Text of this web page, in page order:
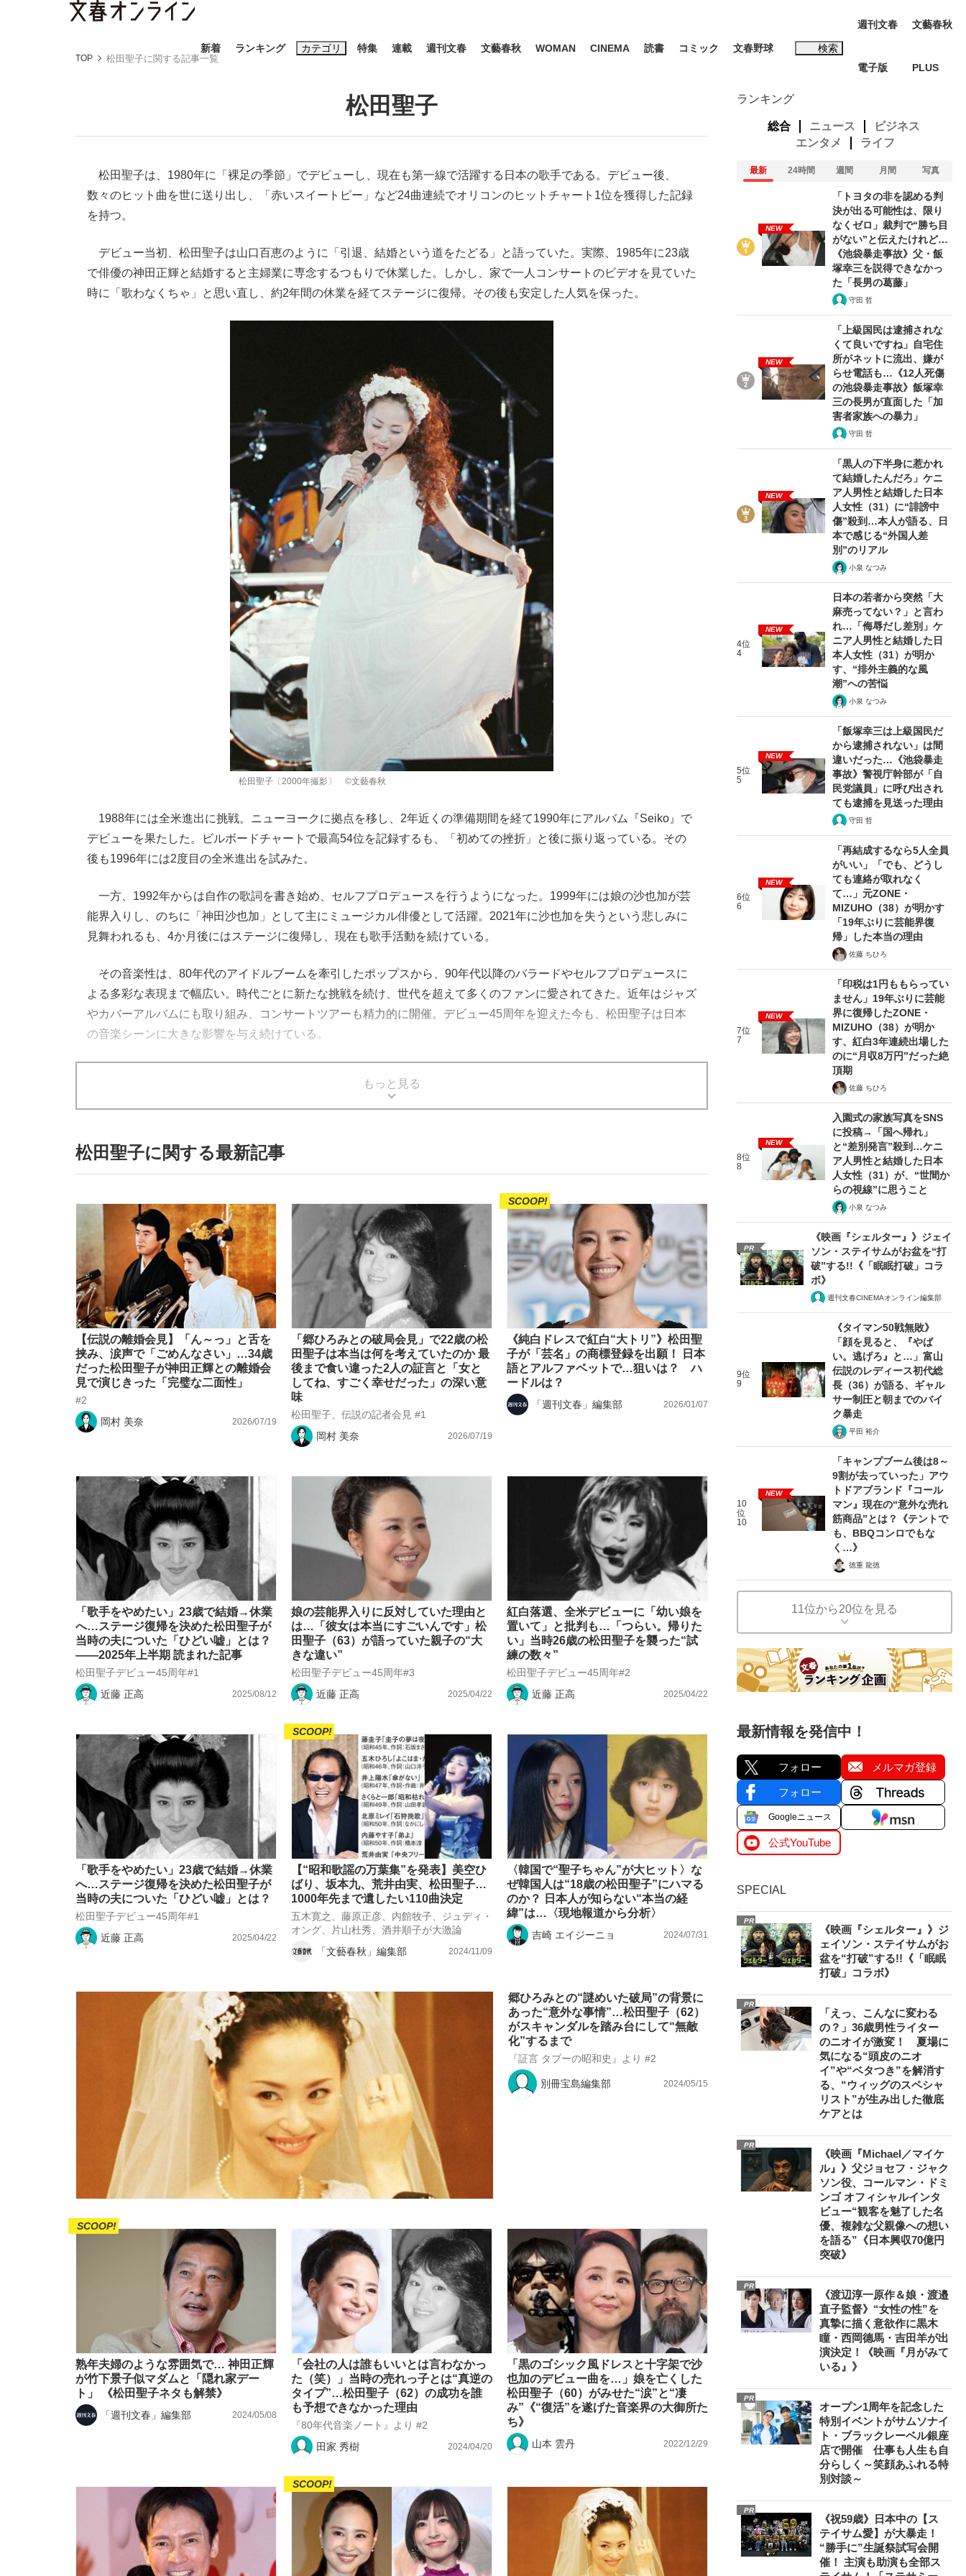
新着 ランキング カテゴリ
《BTS厳戒トーキョー滞在記》RM→渋谷で飲み会、JIN→伊豆の... 「90%は失敗する。でも…」本田圭佑が初めて明かした日本代表監督に...
「最悪の空気のまま解散」WBC日本代表“敗戦”の真実 選手が明かす... 「敗因分析は一切聞かれなかった」侍ジャパン選手が証言した“NPB聞...
「クマが悪者扱いされているのが悲しい」『北の国から』倉本聰氏（91...
特集
終戦から81年 日本生まれのK-POPアイドルたち
キングの誕生を、目撃せよ。
連載 週刊文春 文藝春秋 WOMAN CINEMA 読書 コミック 文春野球 検索
おすすめのキーワードタグ一覧
#藤田晋 #三山凌輝 #高市早苗 #後藤真希 #森岡毅 #城彰二 #内田有紀
#松田聖子
#玉木雄一郎
#亀和田武
週刊文春
電子版
文藝春秋
PLUS
TOP 松田聖子に関する記事一覧
松田聖子
松田聖子は、1980年に「裸足の季節」でデビューし、現在も第一線で活躍する日本の歌手である。デビュー後、
数々のヒット曲を世に送り出し、「赤いスイートピー」など24曲連続でオリコンのヒットチャート1位を獲得した記録
を持つ。
デビュー当初、松田聖子は山口百恵のように「引退、結婚という道をたどる」と語っていた。実際、1985年に23歳
で俳優の神田正輝と結婚すると主婦業に専念するつもりで休業した。しかし、家で一人コンサートのビデオを見ていた
時に「歌わなくちゃ」と思い直し、約2年間の休業を経てステージに復帰。その後も安定した人気を保った。
松田聖子〔2000年撮影〕 ©文藝春秋
1988年には全米進出に挑戦。ニューヨークに拠点を移し、2年近くの準備期間を経て1990年にアルバム『Seiko』で
デビューを果たした。ビルボードチャートで最高54位を記録するも、「初めての挫折」と後に振り返っている。その
後も1996年には2度目の全米進出を試みた。
一方、1992年からは自作の歌詞を書き始め、セルフプロデュースを行うようになった。1999年には娘の沙也加が芸
能界入りし、のちに「神田沙也加」として主にミュージカル俳優として活躍。2021年に沙也加を失うという悲しみに
見舞われるも、4か月後にはステージに復帰し、現在も歌手活動を続けている。
その音楽性は、80年代のアイドルブームを牽引したポップスから、90年代以降のバラードやセルフプロデュースに
よる多彩な表現まで幅広い。時代ごとに新たな挑戦を続け、世代を超えて多くのファンに愛されてきた。近年はジャズ
やカバーアルバムにも取り組み、コンサートツアーも精力的に開催。デビュー45周年を迎えた今も、松田聖子は日本
の音楽シーンに大きな影響を与え続けている。
もっと見る
松田聖子に関する最新記事
【伝説の離婚会見】「ん～っ」と舌を
挟み、涙声で「ごめんなさい」…34歳
だった松田聖子が神田正輝との離婚会
見で演じきった「完璧な二面性」
#2
岡村 美奈
2026/07/19
「郷ひろみとの破局会見」で22歳の松
田聖子は本当は何を考えていたのか 最
後まで食い違った2人の証言と「女と
してね、すごく幸せだった」の深い意
味
松田聖子、伝説の記者会見 #1
岡村 美奈
2026/07/19
SCOOP!
《純白ドレスで紅白“大トリ”》松田聖
子が「芸名」の商標登録を出願！ 日本
語とアルファベットで…狙いは？ ハ
ードルは？
「週刊文春」編集部 2026/01/07
「歌手をやめたい」23歳で結婚→休業
へ…ステージ復帰を決めた松田聖子が
当時の夫についた「ひどい嘘」とは？
――2025年上半期 読まれた記事
松田聖子デビュー45周年#1
近藤 正高
2025/08/12
娘の芸能界入りに反対していた理由と
は…「彼女は本当にすごいんです」松
田聖子（63）が語っていた親子の“大
きな違い”
松田聖子デビュー45周年#3
近藤 正高
2025/04/22
紅白落選、全米デビューに「幼い娘を
置いて」と批判も…「つらい。帰りた
い」当時26歳の松田聖子を襲った“試
練の数々”
松田聖子デビュー45周年#2
近藤 正高
2025/04/22
「歌手をやめたい」23歳で結婚→休業
へ…ステージ復帰を決めた松田聖子が
当時の夫についた「ひどい嘘」とは？
松田聖子デビュー45周年#1
近藤 正高
2025/04/22
SCOOP!
【“昭和歌謡の万葉集”を発表】美空ひ
ばり、坂本九、荒井由実、松田聖子…
1000年先まで遺したい110曲決定
五木寛之、藤原正彦、内館牧子、ジュディ・
オング、片山杜秀、酒井順子が大激論
「文藝春秋」編集部
2024/11/09
〈韓国で“聖子ちゃん”が大ヒット〉な
ぜ韓国人は“18歳の松田聖子”にハマる
のか？ 日本人が知らない“本当の経
緯”は…〈現地報道から分析〉
吉崎 エイジーニョ 2024/07/31
郷ひろみとの“謎めいた破局”の背景に
あった“意外な事情”…松田聖子（62）
がスキャンダルを踏み台にして“無敵
化”するまで
『証言 タブーの昭和史』より #2
別冊宝島編集部 2024/05/15
SCOOP!
熟年夫婦のような雰囲気で… 神田正輝
が竹下景子似マダムと「隠れ家デー
ト」 《松田聖子ネタも解禁》
「週刊文春」編集部 2024/05/08
「会社の人は誰もいいとは言わなかっ
た（笑）」当時の売れっ子とは“真逆の
タイプ”…松田聖子（62）の成功を誰
も予想できなかった理由
『80年代音楽ノート』より #2
田家 秀樹
2024/04/20
「黒のゴシック風ドレスと十字架で沙
也加のデビュー曲を…」娘を亡くした
松田聖子（60）がみせた“涙”と“凄
み”《“復活”を遂げた音楽界の大御所た
ち》
山本 雲丹 2022/12/29
SCOOP!
ランキング
総合 ニュース
ビジネス
エンタメ
ライフ
最新 24時間 週間 月間 写真
NEW
「トヨタの非を認める判
決が出る可能性は、限り
なくゼロ」裁判で“勝ち目
がない”と伝えたけれど…
《池袋暴走事故》父・飯
塚幸三を説得できなかっ
た「長男の葛藤」
守田 哲
NEW
「上級国民は逮捕されな
くて良いですね」自宅住
所がネットに流出、嫌が
らせ電話も…《12人死傷
の池袋暴走事故》飯塚幸
三の長男が直面した「加
害者家族への暴力」
守田 哲
NEW
「黒人の下半身に惹かれ
て結婚したんだろ」ケニ
ア人男性と結婚した日本
人女性（31）に“誹謗中
傷”殺到…本人が語る、日
本で感じる“外国人差
別”のリアル
小泉 なつみ
4位
4
NEW
日本の若者から突然「大
麻売ってない？」と言わ
れ…「侮辱だし差別」ケ
ニア人男性と結婚した日
本人女性（31）が明か
す、“排外主義的な風
潮”への苦悩
小泉 なつみ
5位
5
NEW
「飯塚幸三は上級国民だ
から逮捕されない」は間
違いだった…《池袋暴走
事故》警視庁幹部が「自
民党議員」に呼び出され
ても逮捕を見送った理由
守田 哲
6位
6
NEW
「再結成するなら5人全員
がいい」「でも、どうし
ても連絡が取れなく
て…」元ZONE・
MIZUHO（38）が明かす
「19年ぶりに芸能界復
帰」した本当の理由
佐藤 ちひろ
7位
7
NEW
「印税は1円ももらってい
ません」19年ぶりに芸能
界に復帰したZONE・
MIZUHO（38）が明か
す、紅白3年連続出場した
のに“月収8万円”だった絶
頂期
佐藤 ちひろ
8位
8
NEW
入園式の家族写真をSNS
に投稿→「国へ帰れ」
と“差別発言”殺到…ケニ
ア人男性と結婚した日本
人女性（31）が、“世間か
らの視線”に思うこと
小泉 なつみ
PR
《映画『シェルター』》ジェイ
ソン・ステイサムがお盆を“打
破”する!!《「眠眠打破」コラ
ボ》
週刊文春CINEMAオンライン編集部
9位
9
《タイマン50戦無敗》
「顔を見ると、『やば
い。逃げろ』と…」富山
伝説のレディース初代総
長（36）が語る、ギャル
サー制圧と朝までのバイ
ク暴走
平田 裕介
10
位
10
NEW
「キャンプブーム後は8～
9割が去っていった」アウ
トドアブランド『コール
マン』現在の“意外な売れ
筋商品”とは？《テントで
も、BBQコンロでもな
く…》
徳重 龍徳
11位から20位を見る
最新情報を発信中！
フォロー メルマガ登録
フォロー
Googleニュース
公式YouTube
SPECIAL
PR
《映画『シェルター』》ジ
ェイソン・ステイサムがお
盆を“打破”する!!《「眠眠
打破」コラボ》
PR
「えっ、こんなに変わる
の？」36歳男性ライター
のニオイが激変！ 夏場に
気になる“頭皮のニオ
イ”や“ベタつき”を解消す
る、“ウィッグのスペシャ
リスト”が生み出した徹底
ケアとは
PR
《映画『Michael／マイケ
ル』》父ジョセフ・ジャク
ソン役、コールマン・ドミ
ンゴ オフィシャルインタ
ビュー“観客を魅了した名
優、複雑な父親像への想い
を語る”《日本興収70億円
突破》
PR
《渡辺淳一原作＆娘・渡邉
直子監督》“女性の性”を
真摯に描く意欲作に黒木
瞳・西岡德馬・吉田羊が出
演決定！《映画『月がみて
いる』》
PR
オープン1周年を記念した
特別イベントがサムソナイ
ト・ブラックレーベル銀座
店で開催 仕事も人生も自
分らしく～笑顔あふれる特
別対談～
PR
《祝59歳》日本中の【ス
テイサム愛】が大暴走！
“勝手に”生誕祭試写会開
催！ 主演も助演も全部ス